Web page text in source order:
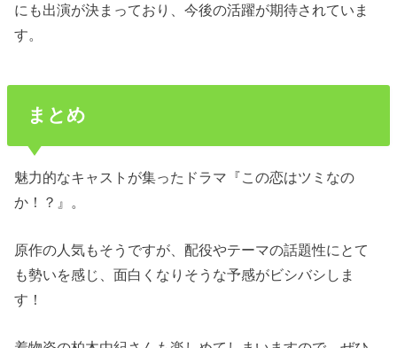
にも出演が決まっており、今後の活躍が期待されていま
す。
まとめ
魅力的なキャストが集ったドラマ『この恋はツミなの
か！？』。
原作の人気もそうですが、配役やテーマの話題性にとて
も勢いを感じ、面白くなりそうな予感がビシバシしま
す！